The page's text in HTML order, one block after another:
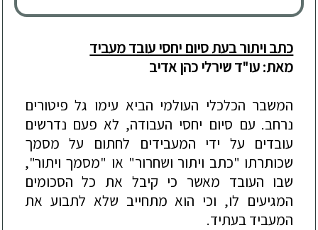
כתב ויתור בעת סיום יחסי עובד מעביד
מאת: עו"ד שירלי כהן אדיב
המשבר הכלכלי העולמי הביא עימו גל פיטורים
נרחב. עם סיום יחסי העבודה, לא פעם נדרשים
עובדים על ידי המעבידים לחתום על מסמך
שכותרתו "כתב ויתור ושחרור" או "מסמך ויתור",
שבו העובד מאשר כי קיבל את כל הסכומים
המגיעים לו, וכי הוא מתחייב שלא לתבוע את
המעביד בעתיד.